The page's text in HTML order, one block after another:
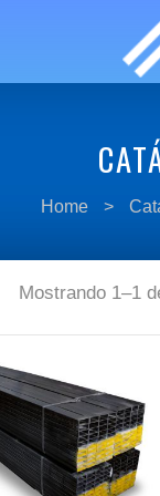
Home >
Mostrando 1–1